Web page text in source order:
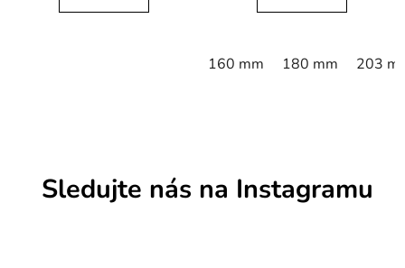
160 mm 180 mm 203
Sledujte nás na Instagramu